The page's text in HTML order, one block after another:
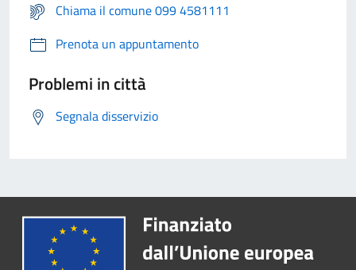
Chiama il comune 099 4581111
Prenota un appuntamento
Problemi in città
Segnala disservizio